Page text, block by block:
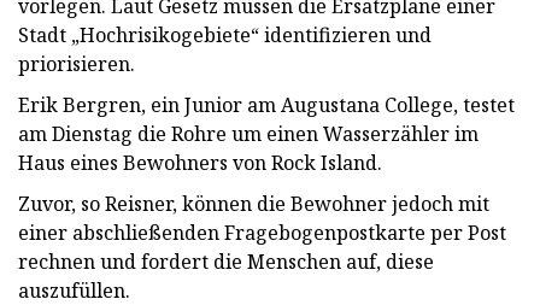
vorlegen. Laut Gesetz müssen die Ersatzpläne einer
Stadt „Hochrisikogebiete“ identifizieren und
priorisieren.
Erik Bergren, ein Junior am Augustana College, testet
am Dienstag die Rohre um einen Wasserzähler im
Haus eines Bewohners von Rock Island.
Zuvor, so Reisner, können die Bewohner jedoch mit
einer abschließenden Fragebogenpostkarte per Post
rechnen und fordert die Menschen auf, diese
auszufüllen.